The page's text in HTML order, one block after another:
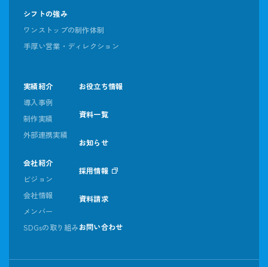
シフトの強み
ワンストップの制作体制
手厚い営業・ディレクション
実績紹介
導入事例
制作実績
外部連携実績
会社紹介
ビジョン
会社情報
メンバー
SDGsの取り組み
お役立ち情報
資料一覧
お知らせ
採用情報
資料請求
お問い合わせ